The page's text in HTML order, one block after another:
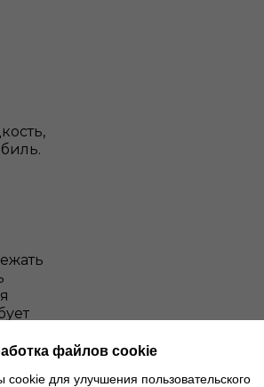
файлов cookie
для улучшения пользовательского